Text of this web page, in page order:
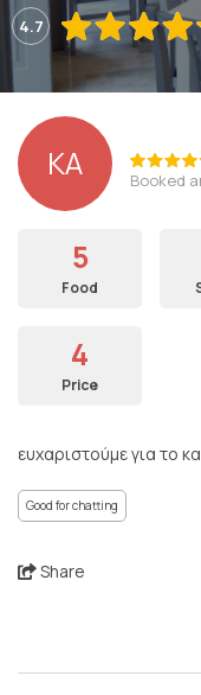
4.7
KA Booked
5
Food
4
Price
ευχαριστούμε για το
Good for chatting
Share